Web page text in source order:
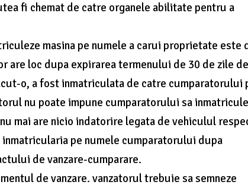
fi chemat de catre organele abilitate pentru a
masina pe numele a carui proprietate este
are loc dupa expirarea termenului de 30 de zile
o, a fost inmatriculata de catre cumparatorului
nu poate impune cumparatorului sa
mai are nicio indatorire legata de vehiculul
pe numele cumparatorului dupa
de vanzare-cumparare.
de vanzare. vanzatorul trebuie sa semneze